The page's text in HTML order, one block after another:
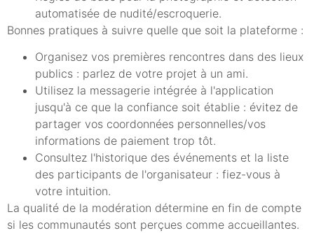
automatisée de nudité/escroquerie.
Bonnes pratiques à suivre quelle que soit la plateforme :
Organisez vos premières rencontres dans des lieux
publics : parlez de votre projet à un ami.
Utilisez la messagerie intégrée à l'application
jusqu'à ce que la confiance soit établie : évitez de
partager vos coordonnées personnelles/vos
informations de paiement trop tôt.
Consultez l'historique des événements et la liste
des participants de l'organisateur : fiez-vous à
votre intuition.
La qualité de la modération détermine en fin de compte
si les communautés sont perçues comme accueillantes.